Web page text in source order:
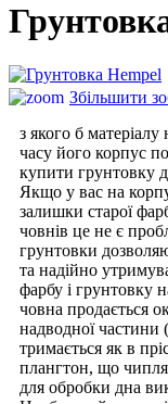
Збільшити
з якого б
часу його корпус
купити грунтовку
Якщо у вас на
залишки старої
човнів це не є
грунтовки
та надійно
фарбу і грунтовку
човна продається
надводної частини
тримається як в
плангтон, що
для обробки дна